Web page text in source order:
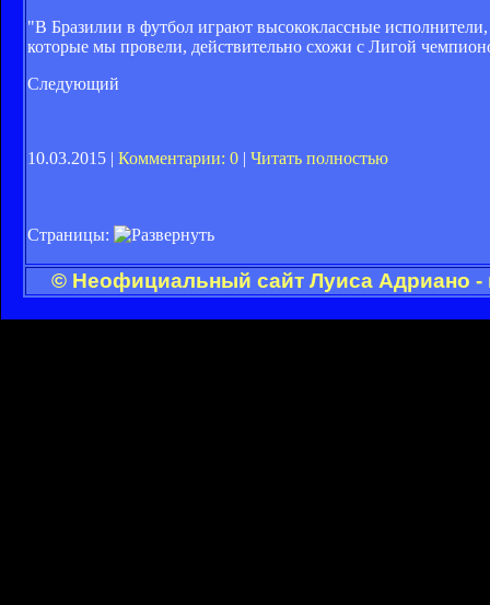
"В Бразилии в футбол играют высококлассные
которые мы провели, действительно схожи с Лигой
Следующий
10.03.2015 | Комментарии: 0 | Читать полностью
Страницы:
© Неофициальный сайт Луиса Адриано -